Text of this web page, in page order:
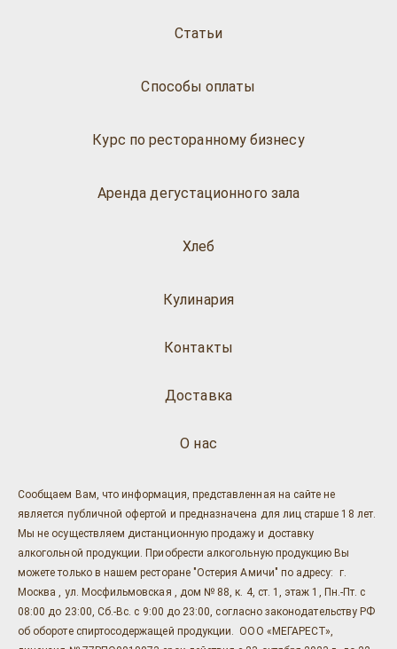
Статьи
Способы оплаты
Курс по ресторанному бизнесу
Аренда дегустационного зала
Хлеб
Кулинария
О нас
Доставка
Контакты
Сообщаем Вам, что информация, представленная на сайте не
является публичной офертой и предназначена для лиц старше 18 лет.
Мы не осуществляем дистанционную продажу и доставку
алкогольной продукции. Приобрести алкогольную продукцию Вы
можете только в нашем ресторане "Остерия Амичи" по адресу: г.
Москва , ул. Мосфильмовская , дом № 88, к. 4, ст. 1, этаж 1, Пн.-Пт. с
08:00 до 23:00, Сб.-Вс. с 9:00 до 23:00, согласно законодательству РФ
об обороте спиртосодержащей продукции. ООО «МЕГАРЕСТ»,